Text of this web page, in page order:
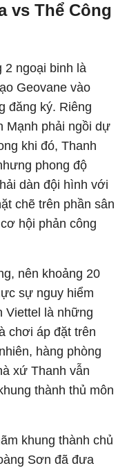
vs Thể Công
2 ngoại binh là
Geovane vào
đăng ký. Riêng
Mạnh phải ngồi dự
khi đó, Thanh
phong độ
dàn đội hình với
chẽ trên phần sân
hội phản công
nên khoảng 20
sự nguy hiểm
Viettel là những
chơi áp đặt trên
hàng phòng
xứ Thanh vẫn
thành thủ môn
khung thành chủ
Sơn đã đưa